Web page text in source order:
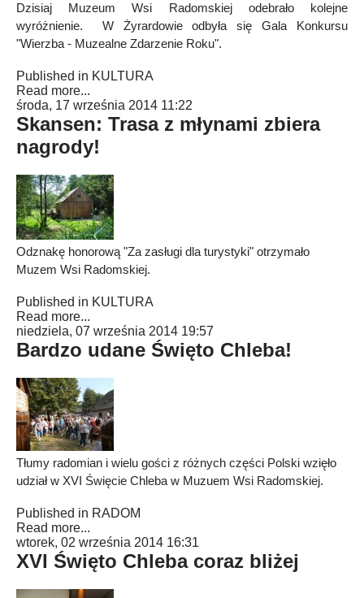
Dzisiaj Muzeum Wsi Radomskiej odebrało kolejne
wyróżnienie. W Żyrardowie odbyła się Gala Konkursu
"Wierzba - Muzealne Zdarzenie Roku".
Published in KULTURA
Read more...
środa, 17 września 2014 11:22
Skansen: Trasa z młynami zbiera
nagrody!
Odznakę honorową "Za zasługi dla turystyki" otrzymało
Muzem Wsi Radomskiej.
Published in KULTURA
Read more...
niedziela, 07 września 2014 19:57
Bardzo udane Święto Chleba!
Tłumy radomian i wielu gości z różnych części Polski wzięło
udział w XVI Święcie Chleba w Muzuem Wsi Radomskiej.
Published in RADOM
Read more...
wtorek, 02 września 2014 16:31
XVI Święto Chleba coraz bliżej